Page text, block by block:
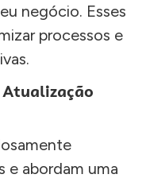
negócio. Esses
processos e
e abordam uma